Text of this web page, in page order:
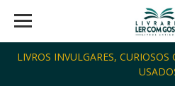
LIVROS INVULGARES,